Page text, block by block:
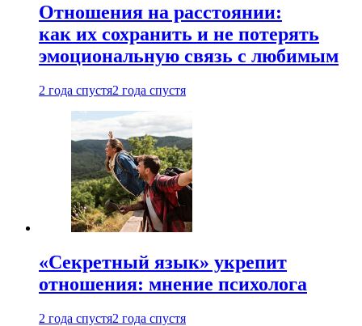
Отношения на расстоянии:
как их сохранить и не потерять
эмоциональную связь с любимым
2 года спустя2 года спустя
«Секретный язык» укрепит
отношения: мнение психолога
2 года спустя2 года спустя